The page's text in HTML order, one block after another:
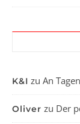
K&I zu An
Oliver zu Der